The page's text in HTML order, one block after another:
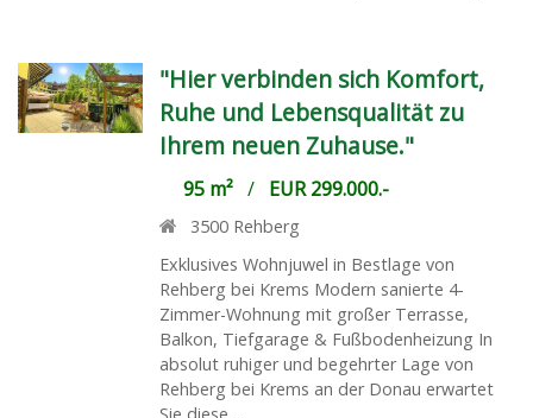
"Hier verbinden sich Komfort,
Ruhe und Lebensqualität zu
Ihrem neuen Zuhause."
95 m²/ EUR 299.000.-
3500 Rehberg
Exklusives Wohnjuwel in Bestlage von
Rehberg bei Krems Modern sanierte 4-
Zimmer-Wohnung mit großer Terrasse,
Balkon, Tiefgarage & Fußbodenheizung In
absolut ruhiger und begehrter Lage von
Rehberg bei Krems an der Donau erwartet